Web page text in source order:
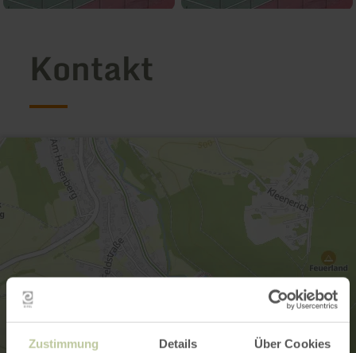
Zustimmung Details Über Cookies
Kontakt